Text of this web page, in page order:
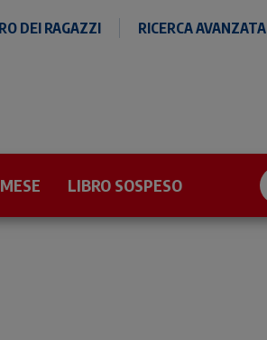
DEI RAGAZZI RICERCA AVANZATA
LIBRO SOSPESO